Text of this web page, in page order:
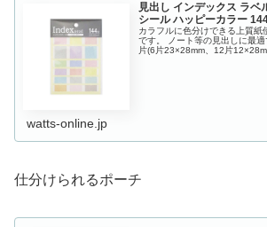
見出し インデックス ラベ
シール ハッピーカラー
カラフルに色分けできる上質紙
です。 ノート等の見出しに最
片(6片23×28mm、12片
watts-online.jp
仕分けられるポーチ